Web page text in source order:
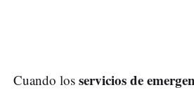
Cuando los servicios de